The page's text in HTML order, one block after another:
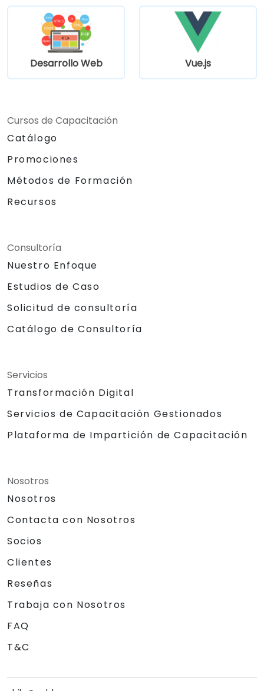
Desarrollo Web Vue.js
Cursos de Capacitación
Catálogo
Promociones
Métodos de Formación
Recursos
Consultoría
Nuestro Enfoque
Estudios de Caso
Solicitud de consultoría
Catálogo de Consultoría
Servicios
Transformación Digital
Servicios de Capacitación Gestionados
Plataforma de Impartición de Capacitación
Nosotros
Nosotros
Contacta con Nosotros
Socios
Clientes
Reseñas
Trabaja con Nosotros
FAQ
T&C